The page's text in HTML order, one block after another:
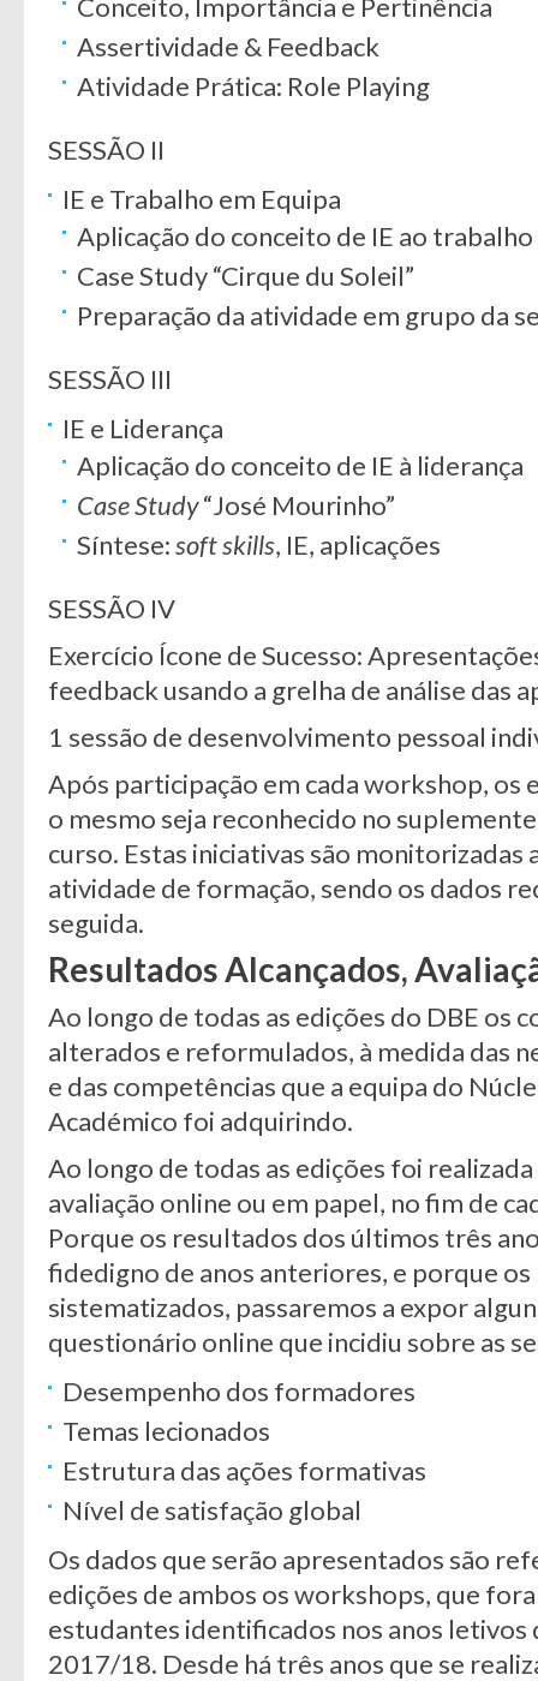
Conceito, Importância e Pertinência
Assertividade & Feedback
Atividade Prática: Role Playing
SESSÃO II
IE e Trabalho em Equipa
Aplicação do conceito de IE ao
Case Study “Cirque du Soleil”
Preparação da atividade em grupo da
SESSÃO III
IE e Liderança
Aplicação do conceito de IE à liderança
Case Study“José Mourinho”
Síntese:soft skills, IE, aplicações
SESSÃO IV
Exercício Ícone de Sucesso:
feedback usando a grelha de análise das
1 sessão de desenvolvimento pessoal
Após participação em cada workshop,
o mesmo seja reconhecido no
curso. Estas iniciativas são monitorizadas
atividade de formação, sendo os dados
seguida.
Resultados Alcançados,
Ao longo de todas as edições do DBE os
alterados e reformulados, à medida das
e das competências que a equipa do
Académico foi adquirindo.
Ao longo de todas as edições foi
avaliação online ou em papel, no fim de
Porque os resultados dos últimos três
fidedigno de anos anteriores, e porque
sistematizados, passaremos a expor
questionário online que incidiu sobre as
Desempenho dos formadores
Temas lecionados
Estrutura das ações formativas
Nível de satisfação global
Os dados que serão apresentados são
edições de ambos os workshops, que
estudantes identificados nos anos
2017/18. Desde há três anos que se